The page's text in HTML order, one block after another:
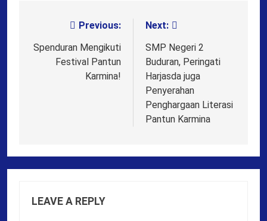
navigation
Previous:
Spenduran Mengikuti
Festival Pantun
Karmina!
Next:
SMP Negeri 2
Buduran, Peringati
Harjasda juga
Penyerahan
Penghargaan Literasi
Pantun Karmina
LEAVE A REPLY